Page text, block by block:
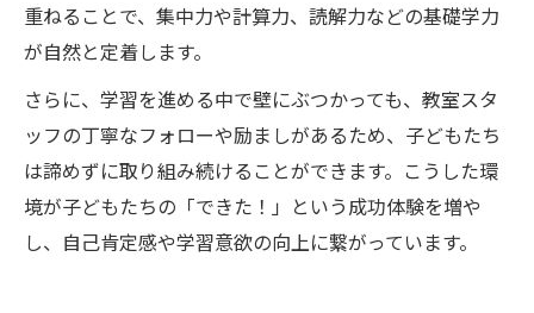
重ねることで、集中力や計算力、読解力などの基礎学力
が自然と定着します。
さらに、学習を進める中で壁にぶつかっても、教室スタ
ッフの丁寧なフォローや励ましがあるため、子どもたち
は諦めずに取り組み続けることができます。こうした環
境が子どもたちの「できた！」という成功体験を増や
し、自己肯定感や学習意欲の向上に繋がっています。